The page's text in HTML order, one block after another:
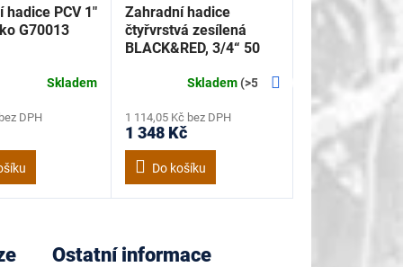
hadice PCV 1"
G70013
Skladem
DPH
Zahradní hadice
čtyřvrstvá zesílená
BLACK&RED, 3/4“ 50
Skladem(>5 ks)
1 114,05 Kč bez DPH
1 348 Kč
Do košíku
produkt
Ostatní informace